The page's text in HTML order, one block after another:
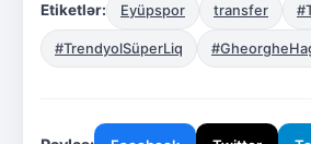
Etiketlər: Eyüpspor transfer
#TrendyolSüperLiq